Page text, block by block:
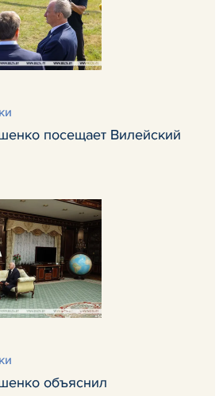
посещает Вилейский
объяснил